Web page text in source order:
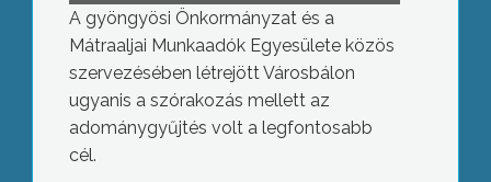
A gyöngyösi Önkormányzat és a
Mátraaljai Munkaadók Egyesülete közös
szervezésében létrejött Városbálon
ugyanis a szórakozás mellett az
adománygyűjtés volt a legfontosabb
cél.